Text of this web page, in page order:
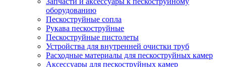
оборудованию
Пескоструйные сопла
Рукава пескоструйные
Пескоструйные пистолеты
Устройства для внутренней очистки труб
Расходные материалы для пескоструйных камер
Аксессуары для пескоструйных камер